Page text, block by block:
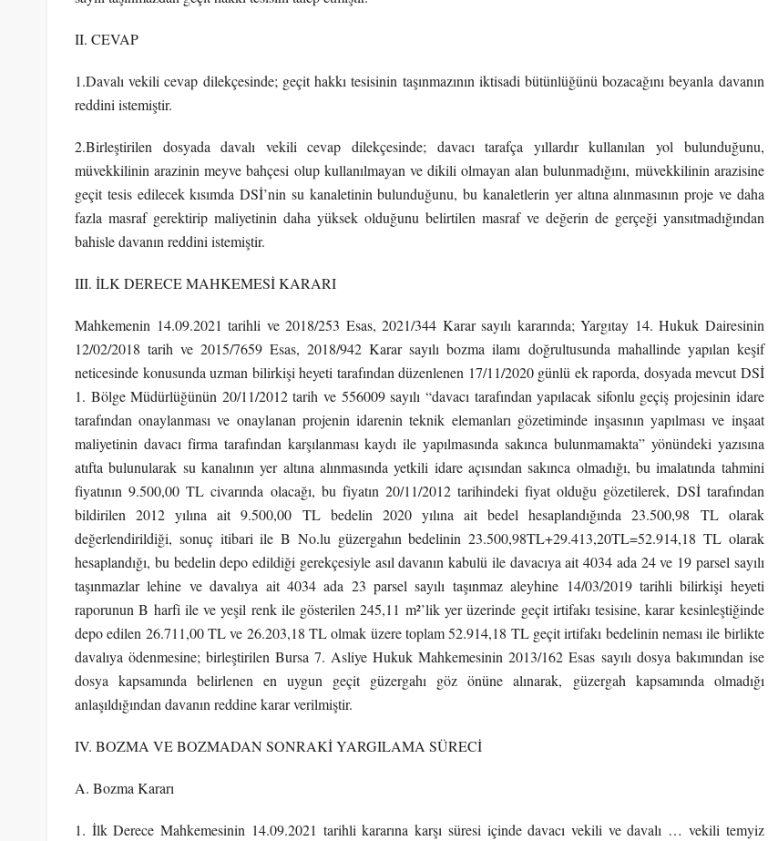
II. CEVAP
1.Davalı vekili cevap dilekçesinde; geçit hakkı tesisinin taşınmazının iktisadi bütünlüğünü bozacağını beyanla davanın
reddini istemiştir.
2.Birleştirilen dosyada davalı vekili cevap dilekçesinde; davacı tarafça yıllardır kullanılan yol bulunduğunu,
müvekkilinin arazinin meyve bahçesi olup kullanılmayan ve dikili olmayan alan bulunmadığını, müvekkilinin arazisine
geçit tesis edilecek kısımda DSİ’nin su kanaletinin bulunduğunu, bu kanaletlerin yer altına alınmasının proje ve daha
fazla masraf gerektirip maliyetinin daha yüksek olduğunu belirtilen masraf ve değerin de gerçeği yansıtmadığından
bahisle davanın reddini istemiştir.
III. İLK DERECE MAHKEMESİ KARARI
Mahkemenin 14.09.2021 tarihli ve 2018/253 Esas, 2021/344 Karar sayılı kararında; Yargıtay 14. Hukuk Dairesinin
12/02/2018 tarih ve 2015/7659 Esas, 2018/942 Karar sayılı bozma ilamı doğrultusunda mahallinde yapılan keşif
neticesinde konusunda uzman bilirkişi heyeti tarafından düzenlenen 17/11/2020 günlü ek raporda, dosyada mevcut DSİ
1. Bölge Müdürlüğünün 20/11/2012 tarih ve 556009 sayılı “davacı tarafından yapılacak sifonlu geçiş projesinin idare
tarafından onaylanması ve onaylanan projenin idarenin teknik elemanları gözetiminde inşasının yapılması ve inşaat
maliyetinin davacı firma tarafından karşılanması kaydı ile yapılmasında sakınca bulunmamakta” yönündeki yazısına
atıfta bulunularak su kanalının yer altına alınmasında yetkili idare açısından sakınca olmadığı, bu imalatında tahmini
fiyatının 9.500,00 TL civarında olacağı, bu fiyatın 20/11/2012 tarihindeki fiyat olduğu gözetilerek, DSİ tarafından
bildirilen 2012 yılına ait 9.500,00 TL bedelin 2020 yılına ait bedel hesaplandığında 23.500,98 TL olarak
değerlendirildiği, sonuç itibari ile B No.lu güzergahın bedelinin 23.500,98TL+29.413,20TL=52.914,18 TL olarak
hesaplandığı, bu bedelin depo edildiği gerekçesiyle asıl davanın kabulü ile davacıya ait 4034 ada 24 ve 19 parsel sayılı
taşınmazlar lehine ve davalıya ait 4034 ada 23 parsel sayılı taşınmaz aleyhine 14/03/2019 tarihli bilirkişi heyeti
raporunun B harfi ile ve yeşil renk ile gösterilen 245,11 m²’lik yer üzerinde geçit irtifakı tesisine, karar kesinleştiğinde
depo edilen 26.711,00 TL ve 26.203,18 TL olmak üzere toplam 52.914,18 TL geçit irtifakı bedelinin neması ile birlikte
davalıya ödenmesine; birleştirilen Bursa 7. Asliye Hukuk Mahkemesinin 2013/162 Esas sayılı dosya bakımından ise
dosya kapsamında belirlenen en uygun geçit güzergahı göz önüne alınarak, güzergah kapsamında olmadığı
anlaşıldığından davanın reddine karar verilmiştir.
IV. BOZMA VE BOZMADAN SONRAKİ YARGILAMA SÜRECİ
A. Bozma Kararı
1. İlk Derece Mahkemesinin 14.09.2021 tarihli kararına karşı süresi içinde davacı vekili ve davalı … vekili temyiz